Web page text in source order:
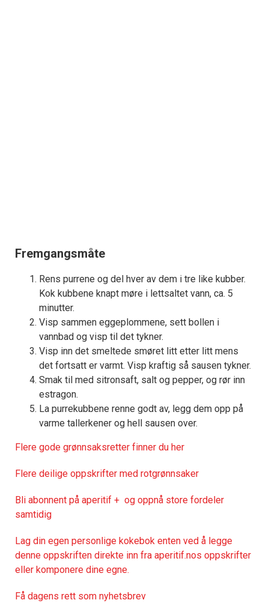
Fremgangsmåte
Rens purrene og del hver av dem i tre like kubber.
Kok kubbene knapt møre i lettsaltet vann, ca. 5
minutter.
Visp sammen eggeplommene, sett bollen i
vannbad og visp til det tykner.
Visp inn det smeltede smøret litt etter litt mens
det fortsatt er varmt. Visp kraftig så sausen tykner.
Smak til med sitronsaft, salt og pepper, og rør inn
estragon.
La purrekubbene renne godt av, legg dem opp på
varme tallerkener og hell sausen over.
Flere gode grønnsaksretter finner du her
Flere deilige oppskrifter med rotgrønnsaker
Bli abonnent på aperitif + og oppnå store fordeler
samtidig
Lag din egen personlige kokebok enten ved å legge
denne oppskriften direkte inn fra aperitif.nos oppskrifter
eller komponere dine egne.
Få dagens rett som nyhetsbrev